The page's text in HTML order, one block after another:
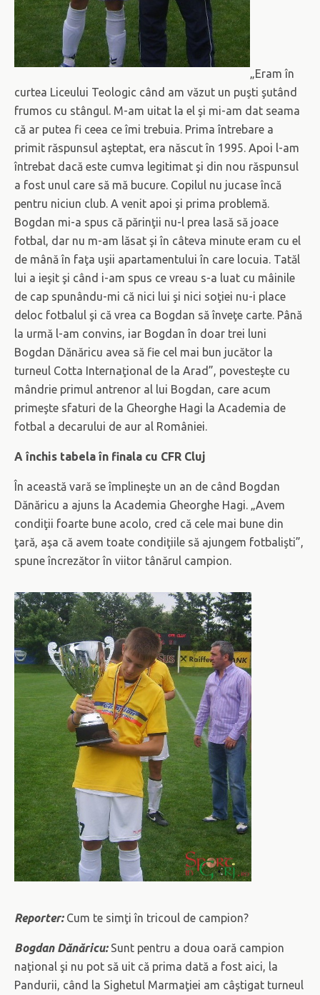
„Eram în
curtea Liceului Teologic când am văzut un puşti şutând
frumos cu stângul. M-am uitat la el şi mi-am dat seama
că ar putea fi ceea ce îmi trebuia. Prima întrebare a
primit răspunsul aşteptat, era născut în 1995. Apoi l-am
întrebat dacă este cumva legitimat şi din nou răspunsul
a fost unul care să mă bucure. Copilul nu jucase încă
pentru niciun club. A venit apoi şi prima problemă.
Bogdan mi-a spus că părinţii nu-l prea lasă să joace
fotbal, dar nu m-am lăsat şi în câteva minute eram cu el
de mână în faţa uşii apartamentului în care locuia. Tatăl
lui a ieşit şi când i-am spus ce vreau s-a luat cu mâinile
de cap spunându-mi că nici lui şi nici soţiei nu-i place
deloc fotbalul şi că vrea ca Bogdan să înveţe carte. Până
la urmă l-am convins, iar Bogdan în doar trei luni
Bogdan Dănăricu avea să fie cel mai bun jucător la
turneul Cotta Internaţional de la Arad”, povesteşte cu
mândrie primul antrenor al lui Bogdan, care acum
primeşte sfaturi de la Gheorghe Hagi la Academia de
fotbal a decarului de aur al României.
A închis tabela în finala cu CFR Cluj
În această vară se împlineşte un an de când Bogdan
Dănăricu a ajuns la Academia Gheorghe Hagi. „Avem
condiţii foarte bune acolo, cred că cele mai bune din
ţară, aşa că avem toate condiţiile să ajungem fotbalişti”,
spune încrezător în viitor tânărul campion.
Reporter:Cum te simţi în tricoul de campion?
Bogdan Dănăricu: Sunt pentru a doua oară campion
naţional şi nu pot să uit că prima dată a fost aici, la
Pandurii, când la Sighetul Marmaţiei am câştigat turneul